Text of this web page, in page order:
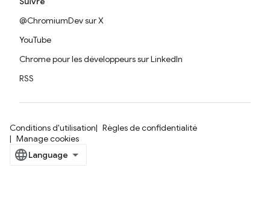
@ChromiumDev sur X
YouTube
Chrome pour les développeurs sur LinkedIn
RSS
Conditions d'utilisation
Règles de confidentialité
Manage cookies